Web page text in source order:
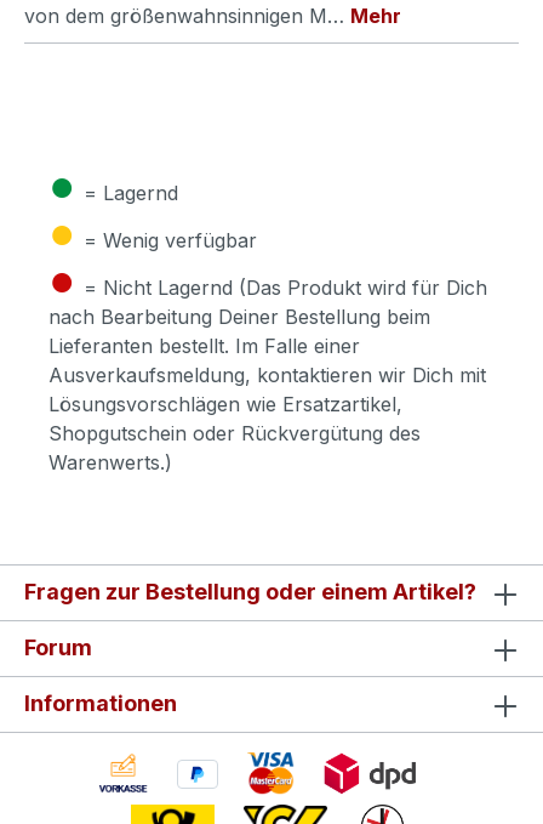
von dem größenwahnsinnigen M… Mehr
● = Lagernd
● = Wenig verfügbar
● = Nicht Lagernd (Das Produkt wird für Dich
nach Bearbeitung Deiner Bestellung beim
Lieferanten bestellt. Im Falle einer
Ausverkaufsmeldung, kontaktieren wir Dich mit
Lösungsvorschlägen wie Ersatzartikel,
Shopgutschein oder Rückvergütung des
Warenwerts.)
Fragen zur Bestellung oder einem Artikel?
Forum
Informationen